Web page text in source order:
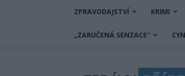
ZPRAVODAJSTVÍ KRIMI
„ZARUČENÁ SENZACE“
Příbram